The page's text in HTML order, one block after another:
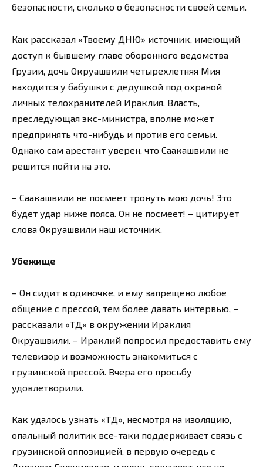
безопасности, сколько о безопасности своей семьи.
Как рассказал «Твоему ДНЮ» источник, имеющий
доступ к бывшему главе оборонного ведомства
Грузии, дочь Окруашвили четырехлетняя Мия
находится у бабушки с дедушкой под охраной
личных телохранителей Ираклия. Власть,
преследующая экс-министра, вполне может
предпринять что-нибудь и против его семьи.
Однако сам арестант уверен, что Саакашвили не
решится пойти на это.
– Саакашвили не посмеет тронуть мою дочь! Это
будет удар ниже пояса. Он не посмеет! – цитирует
слова Окруашвили наш источник.
Убежище
– Он сидит в одиночке, и ему запрещено любое
общение с прессой, тем более давать интервью, –
рассказали «ТД» в окружении Ираклия
Окруашвили. – Ираклий попросил предоставить ему
телевизор и возможность знакомиться с
грузинской прессой. Вчера его просьбу
удовлетворили.
Как удалось узнать «ТД», несмотря на изоляцию,
опальный политик все-таки поддерживает связь с
грузинской оппозицией, в первую очередь с